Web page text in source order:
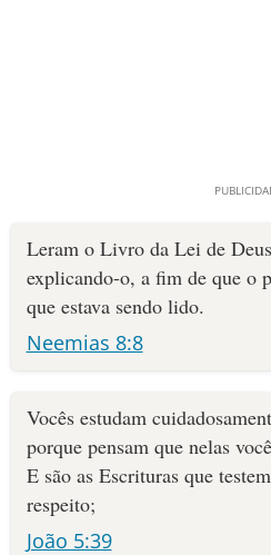
Leram o Livro da Lei de
explicando-o, a fim de que o
que estava sendo lido.
Neemias 8:8
Vocês estudam
porque pensam que nelas
E são as Escrituras que
respeito;
João 5:39